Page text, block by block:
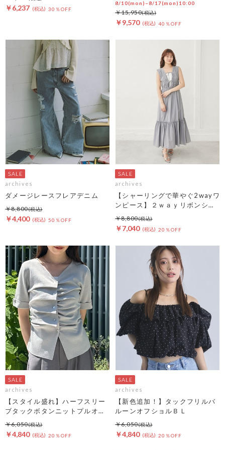
￥6,237 30％OFF
8/10(mon)~8/17(mon)10:00
￥9,570 40％OFF
￥15,950
archives
ダメージレースフレアデニム
￥4,400 50％OFF
￥8,800
archives
【シャーリングで華やぐ2wayワ
ンピース】２ｗａｙリボンシャ
ーリングノースリワンピース
￥7,040 20％OFF
￥8,800
archives
【スタイル盛れ】ハーフスリー
ブタックボタンニットプルオー
バー
￥4,840 20％OFF
￥6,050
archives
【新色追加！】タックフリルバ
ルーンオフショルＢＬ
￥4,840 20％OFF
￥6,050